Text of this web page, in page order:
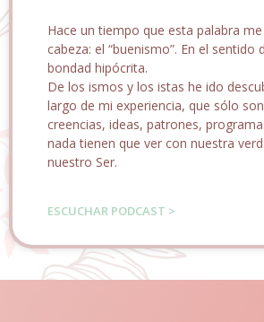
Hace un tiempo que esta palabra
cabeza: el “buenismo”. En el sentido
bondad hipócrita.
De los ismos y los istas he ido
largo de mi experiencia, que sólo
creencias, ideas, patrones,
nada tienen que ver con nuestra
nuestro Ser.
ESCUCHAR PODCAST >